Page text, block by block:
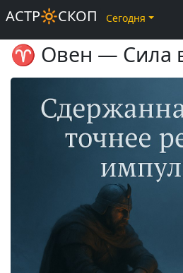
♈ Овен — Сила
АСТР🔆СКОП Сегодня